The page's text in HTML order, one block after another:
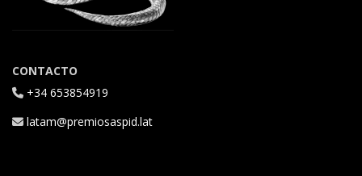
CONTACTO
+34 653854919
latam@premiosaspid.lat